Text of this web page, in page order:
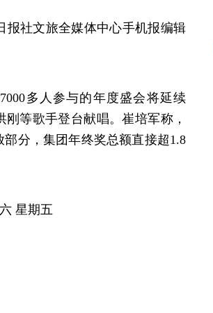
社文旅全媒体中心手机报编辑
多人参与的年度盛会将延续
等歌手登台献唱。崔培军称，
分，集团年终奖总额直接超1.8
星期五